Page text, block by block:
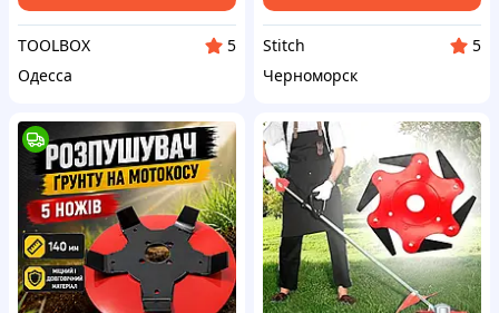
TOOLBOX
5
Одесса
Stitch
5
Черноморск